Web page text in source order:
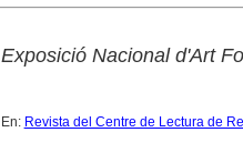
Exposició Nacional d'Art
En: Revista del Centre de Lectura de